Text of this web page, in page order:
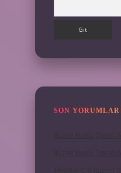
SON YORUMLAR